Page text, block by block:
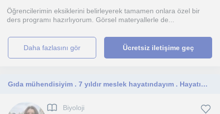
Öğrencilerimin eksiklerini belirleyerek tamamen onlara özel bir
ders programı hazırlıyorum. Görsel materyallerle de...
daha fazlasını gör Ücretsiz iletişime geç
Gıda mühendisiyim . 7 yıldır meslek hayatındayım . Hayatım boyunca birilerine bir şeyler öğretmekten hep keyif almışımdır.
Biyoloji